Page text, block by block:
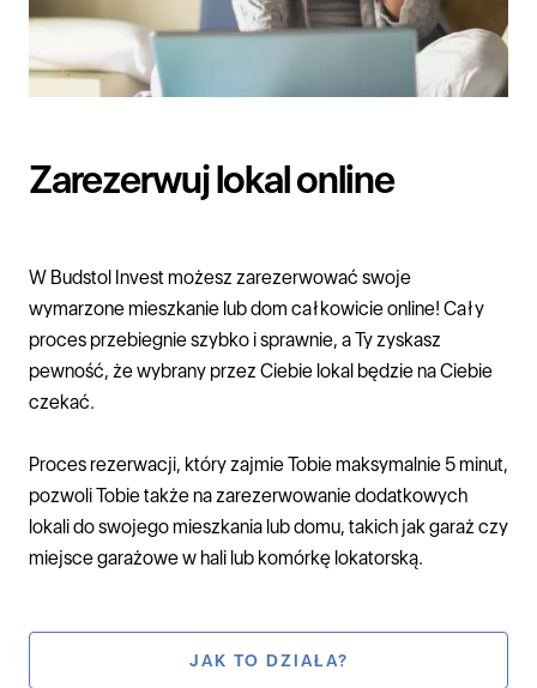
Zarezerwuj lokal online
W Budstol Investmożesz zarezerwować swoje
wymarzonemieszkanie lubdom całkowicie online! Cały
proces przebiegnie szybko i sprawnie, a Ty zyskasz
pewność, że wybrany przez Ciebie lokal będzie na Ciebie
czekać.
Proces rezerwacji, który zajmie Tobie maksymalnie 5 minut,
pozwoli Tobie także na zarezerwowanie dodatkowych
lokali do swojego mieszkania lub domu, takich jak garaż czy
miejsce garażowe w hali lub komórkę lokatorską.
JAK TO DZIAŁA?